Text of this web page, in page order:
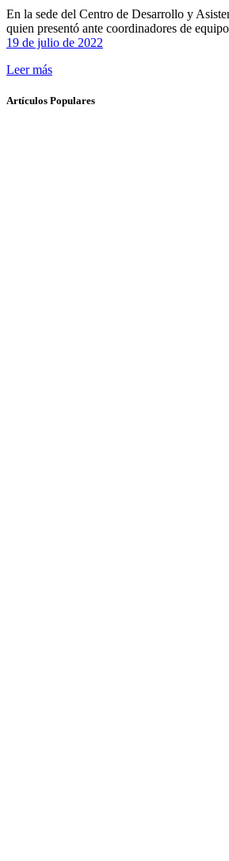
En la sede del Centro de Desarrollo y
quien presentó ante coordinadores de
19 de julio de 2022
Leer más
Artículos Populares